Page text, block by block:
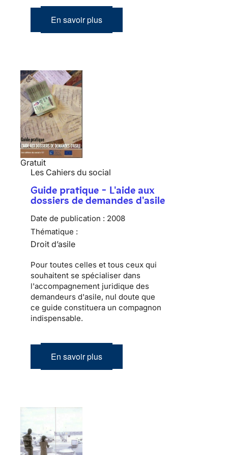
En savoir plus
Gratuit
Les Cahiers du social
Guide pratique - L'aide aux
dossiers de demandes d'asile
Date de publication : 2008
Thématique :
Droit d’asile
Pour toutes celles et tous ceux qui
souhaitent se spécialiser dans
l'accompagnement juridique des
demandeurs d'asile, nul doute que
ce guide constituera un compagnon
indispensable.
En savoir plus